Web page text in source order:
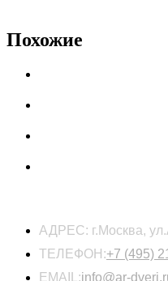
Похожие
АДРЕС: г.Москва,
ТЕЛЕФОН:+7 (495)
EMAIL:info@ar-